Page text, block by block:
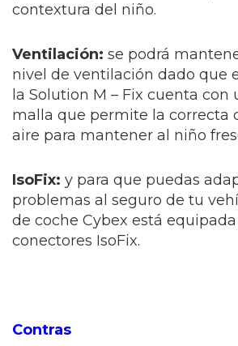
contextura del niño.
Ventilación: se podrá
nivel de ventilación dado que
la Solution M – Fix cuenta con
malla que permite la correcta
aire para mantener al niño
IsoFix: y para que puedas
problemas al seguro de tu
de coche Cybex está
conectores IsoFix.
Contras